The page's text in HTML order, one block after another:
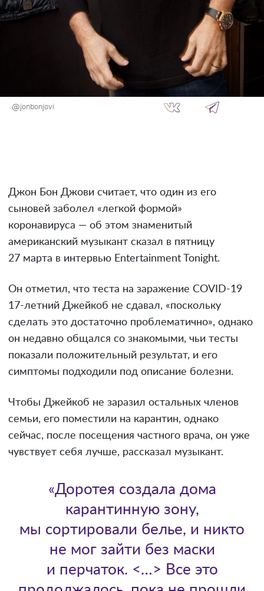
@jonbonjovi
Джон Бон Джови считает, что один из его
сыновей заболел «легкой формой»
коронавируса — об этом знаменитый
американский музыкант сказал в пятницу
27 марта в интервью Entertainment Tonight.
Он отметил, что теста на заражение COVID-19
17-летний Джейкоб не сдавал, «поскольку
сделать это достаточно проблематично», однако
он недавно общался со знакомыми, чьи тесты
показали положительный результат, и его
симптомы подходили под описание болезни.
Чтобы Джейкоб не заразил остальных членов
семьи, его поместили на карантин, однако
сейчас, после посещения частного врача, он уже
чувствует себя лучше, рассказал музыкант.
«Доротея создала дома
карантинную зону,
мы сортировали белье, и никто
не мог зайти без маски
и перчаток. <…> Все это